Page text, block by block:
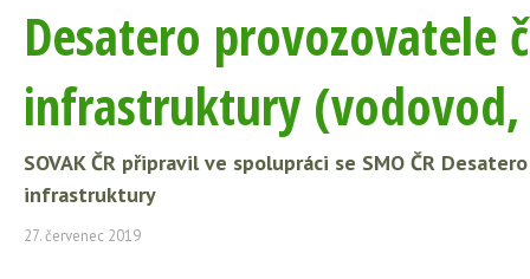
Desatero provozovatele
infrastruktury (vodovod,
SOVAK ČR připravil ve spolupráci se SMO ČR
infrastruktury
27. červenec 2019